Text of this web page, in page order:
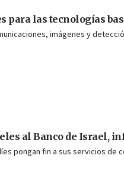
para las tecnologías
imágenes y
al Banco de Israel,
pongan fin a sus servicios